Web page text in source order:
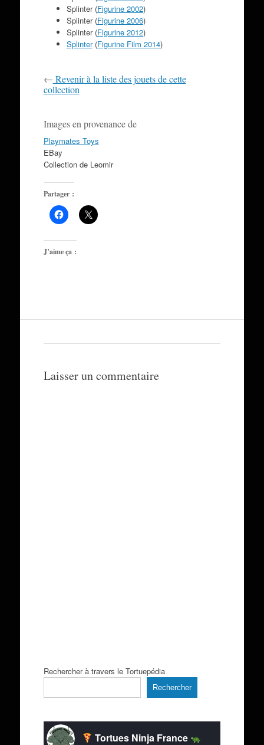
Splinter (Figurine 2002)
Splinter (Figurine 2006)
Splinter (Figurine 2012)
Splinter(Figurine Film 2014)
← Revenir à la liste des jouets de cette
collection
Images en provenance de
Playmates Toys
EBay
Collection de Leomir
Partager :
J’aime ça :
Laisser un commentaire
Rechercher à travers le Tortuepédia
Rechercher
Tortues Ninja France